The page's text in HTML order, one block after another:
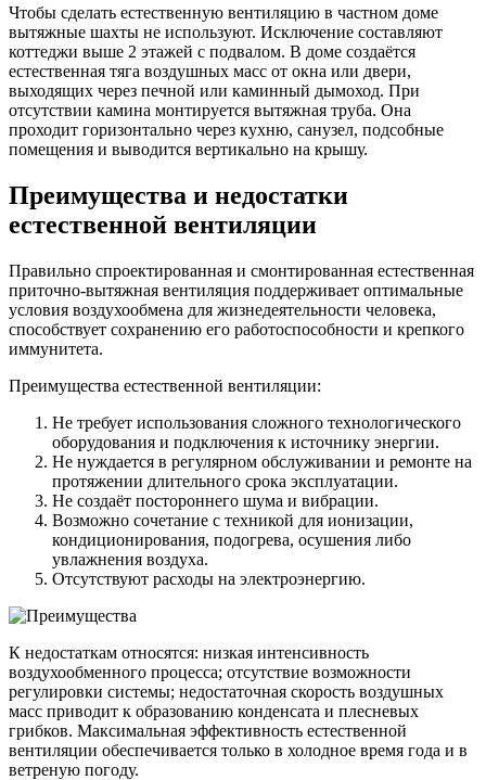
Чтобы сделать естественную вентиляцию в частном доме
вытяжные шахты не используют. Исключение составляют
коттеджи выше 2 этажей с подвалом. В доме создаётся
естественная тяга воздушных масс от окна или двери,
выходящих через печной или каминный дымоход. При
отсутствии камина монтируется вытяжная труба. Она
проходит горизонтально через кухню, санузел, подсобные
помещения и выводится вертикально на крышу.
Преимущества и недостатки
естественной вентиляции
Правильно спроектированная и смонтированная естественная
приточно-вытяжная вентиляция поддерживает оптимальные
условия воздухообмена для жизнедеятельности человека,
способствует сохранению его работоспособности и крепкого
иммунитета.
Преимущества естественной вентиляции:
Не требует использования сложного технологического
оборудования и подключения к источнику энергии.
Не нуждается в регулярном обслуживании и ремонте на
протяжении длительного срока эксплуатации.
Не создаёт постороннего шума и вибрации.
Возможно сочетание с техникой для ионизации,
кондиционирования, подогрева, осушения либо
увлажнения воздуха.
Отсутствуют расходы на электроэнергию.
К недостаткам относятся: низкая интенсивность
воздухообменного процесса; отсутствие возможности
регулировки системы; недостаточная скорость воздушных
масс приводит к образованию конденсата и плесневых
грибков. Максимальная эффективность естественной
вентиляции обеспечивается только в холодное время года и в
ветреную погоду.